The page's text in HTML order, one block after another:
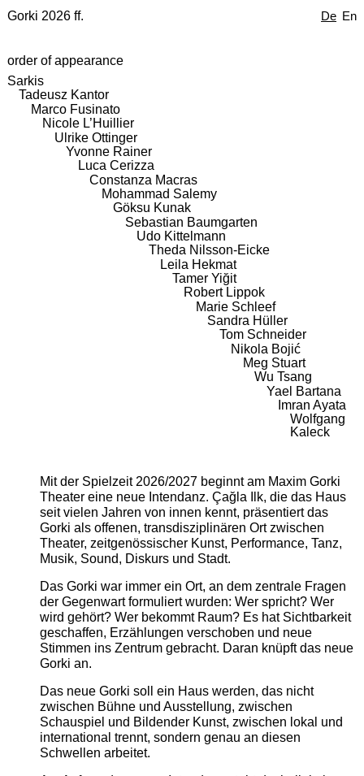
De En
Gorki 2026 ff.
order of appearance
Sarkis
Tadeusz Kantor
Marco Fusinato
Nicole L’Huillier
Ulrike Ottinger
Yvonne Rainer
Luca Cerizza
Constanza Macras
Mohammad Salemy
Göksu Kunak
Sebastian Baumgarten
Udo Kittelmann
Theda Nilsson-Eicke
Leila Hekmat
Tamer Yiğit
Robert Lippok
Marie Schleef
Sandra Hüller
Tom Schneider
Nikola Bojić
Meg Stuart
Wu Tsang
Yael Bartana
Imran Ayata
Wolfgang
Kaleck
Mit der Spielzeit 2026/2027 beginnt am Maxim Gorki
Theater eine neue Intendanz. Çağla Ilk, die das Haus
seit vielen Jahren von innen kennt, präsentiert das
Gorki als offenen, transdisziplinären Ort zwischen
Theater, zeitgenössischer Kunst, Performance, Tanz,
Musik, Sound, Diskurs und Stadt.
Das Gorki war immer ein Ort, an dem zentrale Fragen
der Gegenwart formuliert wurden: Wer spricht? Wer
wird gehört? Wer bekommt Raum? Es hat Sichtbarkeit
geschaffen, Erzählungen verschoben und neue
Stimmen ins Zentrum gebracht. Daran knüpft das neue
Gorki an.
Das neue Gorki soll ein Haus werden, das nicht
zwischen Bühne und Ausstellung, zwischen
Schauspiel und Bildender Kunst, zwischen lokal und
international trennt, sondern genau an diesen
Schwellen arbeitet.